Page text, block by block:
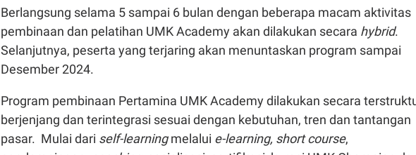
Berlangsung selama 5 sampai 6 bulan dengan beberapa macam aktivitas
pembinaan dan pelatihan UMK Academy akan dilakukan secara hybrid.
Selanjutnya, peserta yang terjaring akan menuntaskan program sampai
Desember 2024.
Program pembinaan Pertamina UMK Academy dilakukan secara
berjenjang dan terintegrasi sesuai dengan kebutuhan, tren dan tantangan
pasar. Mulai dari self-learningmelalui e-learning, short course,